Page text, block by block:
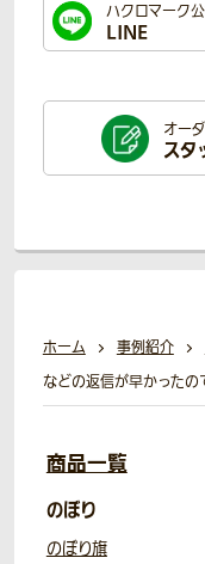
ハクロマーク
LINE
オー
スタ
ホーム 事例紹介
などの返信が早かったの
商品一覧
のぼり
のぼり旗